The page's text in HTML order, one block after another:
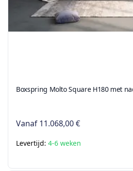
Boxspring Molto Square H180 met
Vanaf 11.068,00 €
Levertijd: 4-6 weken